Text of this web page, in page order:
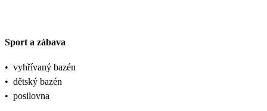
Sport a zábava
• vyhřívaný bazén
• dětský bazén
• posilovna